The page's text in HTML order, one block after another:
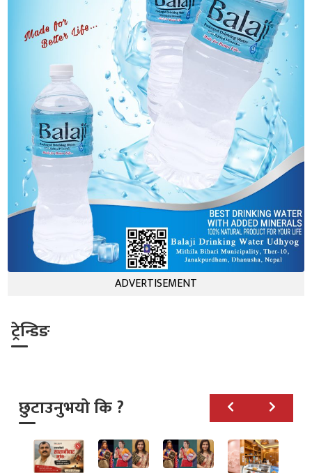
ADVERTISEMENT
ट्रेन्डिङ
छुटाउनुभयो कि ?